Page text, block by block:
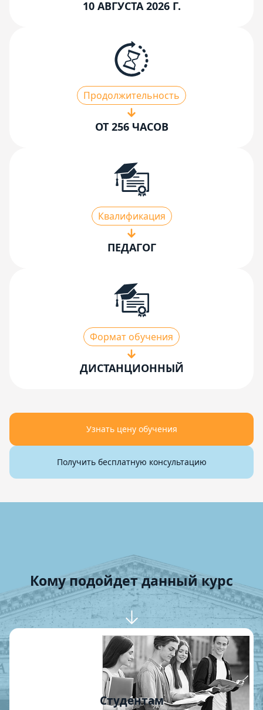
10 АВГУСТА 2026 Г.
Продолжительность
ОТ 256 ЧАСОВ
Квалификация
ПЕДАГОГ
Формат обучения
ДИСТАНЦИОННЫЙ
Узнать цену обучения
Получить бесплатную консультацию
Кому подойдет данный курс
Студентам